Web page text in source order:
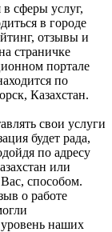
сферы услуг,
в городе
отзывы и
страничке
портале
по
Казахстан.
свои услуги
будет рада,
по адресу
или
способом.
о работе
наших